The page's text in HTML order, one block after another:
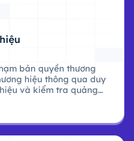
bản quyền thương
hiệu thông qua duy
và kiểm tra quảng